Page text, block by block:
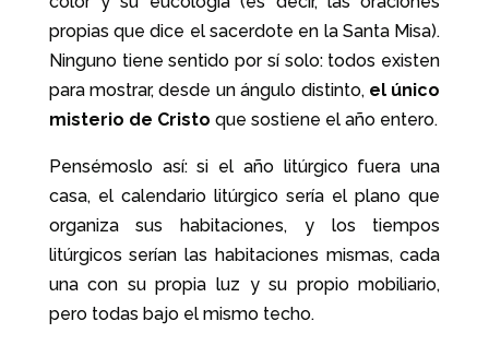
propias que dice el sacerdote en la Santa Misa).
Ninguno tiene sentido por sí solo: todos existen
para mostrar, desde un ángulo distinto, el único
misterio de Cristo que sostiene el año entero.
Pensémoslo así: si el año litúrgico fuera una
casa, el calendario litúrgico sería el plano que
organiza sus habitaciones, y los tiempos
litúrgicos serían las habitaciones mismas, cada
una con su propia luz y su propio mobiliario,
pero todas bajo el mismo techo.